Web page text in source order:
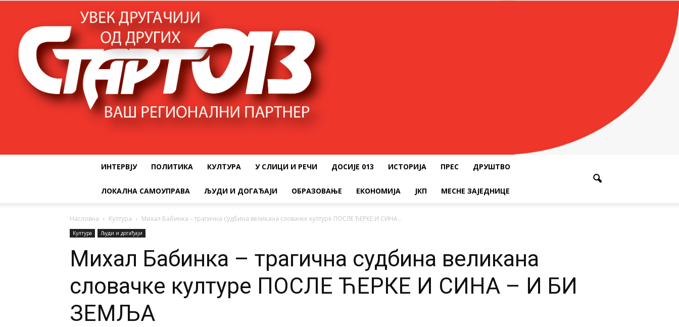
ИНТЕРВЈУ ПОЛИТИКА КУЛТУРА У СЛИЦИ И РЕЧИ ДОСИЈЕ 013 ИСТОРИЈА ПРЕС ДРУШТВО
ЛОКАЛНА САМОУПРАВА ЉУДИ И ДОГАЂАЈИ ОБРАЗОВАЊЕ ЕКОНОМИЈА ЈКП МЕСНЕ ЗАЈЕДНИЦЕ
Насловна Култура Михал Бабинка – трагична судбина великана словачке културе ПОСЛЕ ЋЕРКЕ И СИНА...
Култура Људи и догађаји
Михал Бабинка – трагична судбина великана
словачке културе ПОСЛЕ ЋЕРКЕ И СИНА – И БИ
ЗЕМЉА